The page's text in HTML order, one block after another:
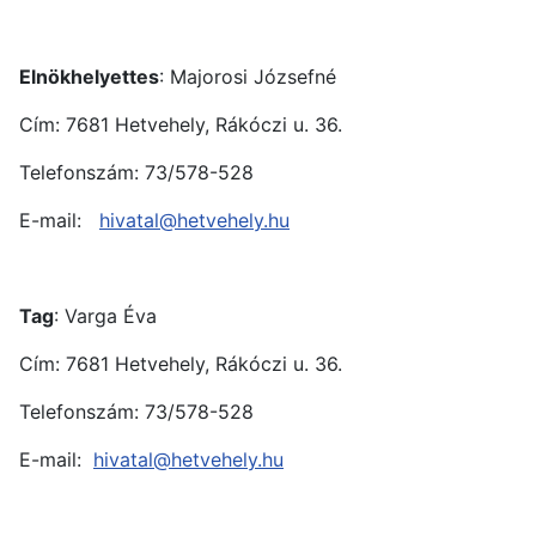
Elnökhelyettes: Majorosi Józsefné
Cím: 7681 Hetvehely, Rákóczi u. 36.
Telefonszám: 73/578-528
E-mail: hivatal@hetvehely.hu
Tag: Varga Éva
Cím: 7681 Hetvehely, Rákóczi u. 36.
Telefonszám: 73/578-528
E-mail: hivatal@hetvehely.hu